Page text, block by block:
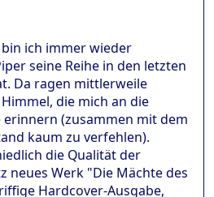
bin ich immer wieder
seine Reihe in den letzten
Da ragen mittlerweile
die mich an die
(zusammen mit dem
kaum zu verfehlen).
die Qualität der
neues Werk "Die Mächte des
Hardcover-Ausgabe,